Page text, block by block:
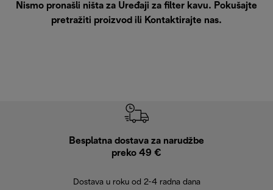
Nismo pronašli ništa za Uređaji za filter kavu. Pokušajte
pretražiti proizvod ili Kontaktirajte nas.
Besplatna dostava za narudžbe
preko 49 €
Dostava u roku od 2-4 radna dana